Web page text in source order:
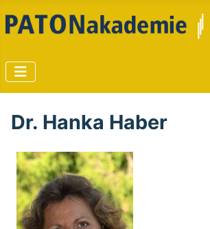
Dr. Hanka Haber